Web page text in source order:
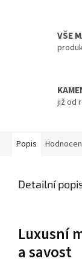
VŠE
již od
Popis
Detailní
Luxusní
a savost